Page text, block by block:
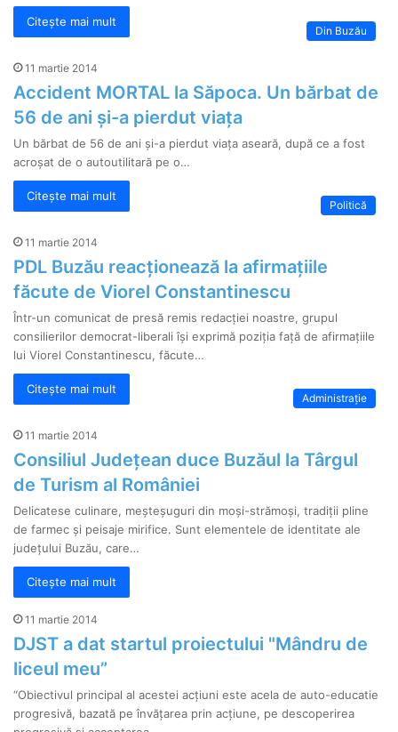
Citește mai mult
Din Buzău
11 martie 2014
Accident MORTAL la Săpoca. Un bărbat de
56 de ani și-a pierdut viața
Un bărbat de 56 de ani și-a pierdut viața aseară, după ce a fost
acroșat de o autoutilitară pe o…
Citește mai mult
Politică
11 martie 2014
PDL Buzău reacționează la afirmațiile
făcute de Viorel Constantinescu
Într-un comunicat de presă remis redacției noastre, grupul
consilierilor democrat-liberali îşi exprimă poziţia faţă de afirmaţiile
lui Viorel Constantinescu, făcute…
Citește mai mult
Administrație
11 martie 2014
Consiliul Județean duce Buzăul la Târgul
de Turism al României
Delicatese culinare, meșteșuguri din moși-strămoși, tradiții pline
de farmec și peisaje mirifice. Sunt elementele de identitate ale
județului Buzău, care…
Citește mai mult
11 martie 2014
DJST a dat startul proiectului "Mândru de
liceul meu”
“Obiectivul principal al acestei acțiuni este acela de auto-educatie
progresivă, bazată pe învățarea prin acțiune, pe descoperirea